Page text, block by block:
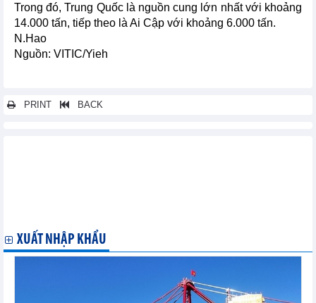
Trong đó, Trung Quốc là nguồn cung lớn nhất với khoảng
14.000 tấn, tiếp theo là Ai Cập với khoảng 6.000 tấn.
N.Hao
Nguồn: VITIC/Yieh
PRINT BACK
XUẤT NHẬP KHẨU